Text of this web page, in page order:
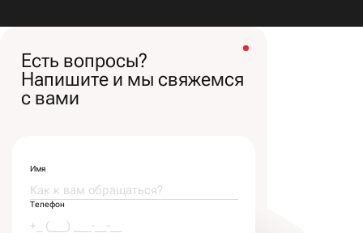
Есть вопросы?
Напишите и мы свяжемся
с вами
Имя
Телефон